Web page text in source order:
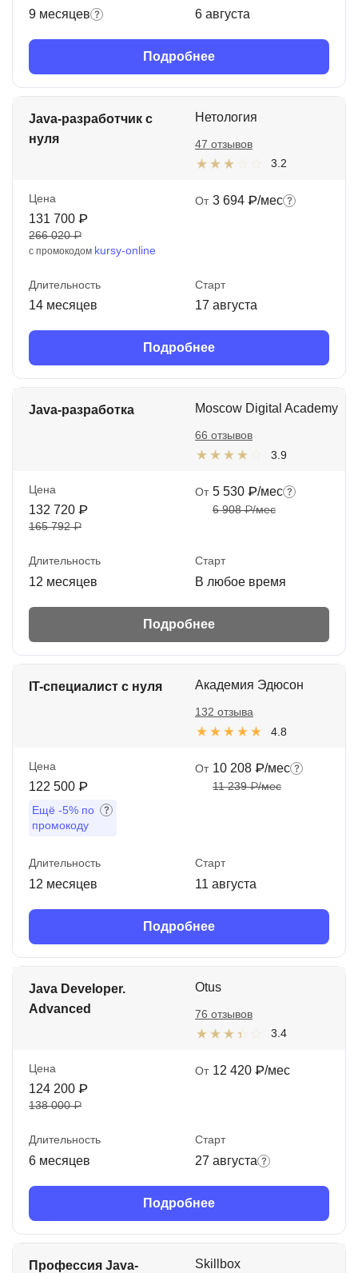
9 месяцев 6 августа
Подробнее
Java-разработчик с
нуля
Нетология
3.2
47 отзывов
Цена
131 700 ₽
266 020 ₽
с промокодом kursy-online
От 3 694 ₽/мес
Длительность
14 месяцев
Старт
17 августа
Подробнее
Java-разработка Moscow Digital Academy
3.9
66 отзывов
Цена
132 720 ₽
165 792 ₽
От 5 530 ₽/мес
6 908 ₽/мес
Длительность
12 месяцев
Старт
В любое время
Подробнее
IT-специалист с нуля Академия Эдюсон
4.8
132 отзыва
Цена
122 500 ₽
Ещё -5% по
промокоду
От 10 208 ₽/мес
11 239 ₽/мес
Длительность
12 месяцев
Старт
11 августа
Подробнее
Java Developer.
Advanced
Otus
3.4
76 отзывов
Цена
124 200 ₽
138 000 ₽
От 12 420 ₽/мес
Длительность
6 месяцев
Старт
27 августа
Подробнее
Профессия Java-
Skillbox